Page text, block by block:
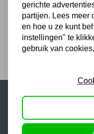
Populaire
gerichte
partijen. Lees meer
en hoe u ze kunt
instellingen" te
gebruik van